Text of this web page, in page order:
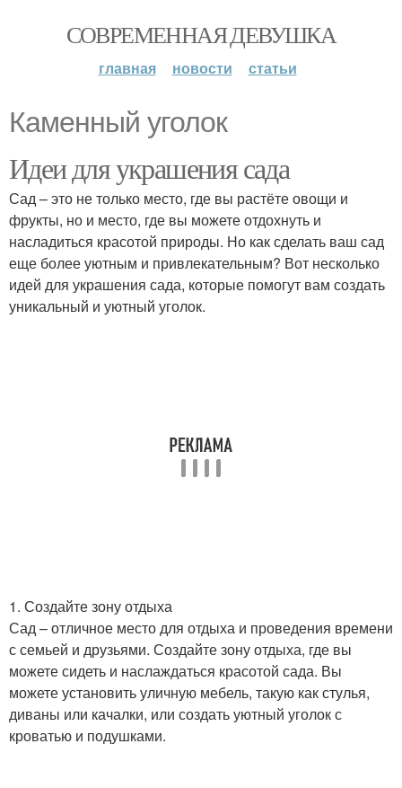
СОВРЕМЕННАЯ ДЕВУШКА
главная новости статьи
Каменный уголок
Идеи для украшения сада
Сад – это не только место, где вы растёте овощи и
фрукты, но и место, где вы можете отдохнуть и
насладиться красотой природы. Но как сделать ваш сад
еще более уютным и привлекательным? Вот несколько
идей для украшения сада, которые помогут вам создать
уникальный и уютный уголок.
1. Создайте зону отдыха
Сад – отличное место для отдыха и проведения времени
с семьей и друзьями. Создайте зону отдыха, где вы
можете сидеть и наслаждаться красотой сада. Вы
можете установить уличную мебель, такую как стулья,
диваны или качалки, или создать уютный уголок с
кроватью и подушками.